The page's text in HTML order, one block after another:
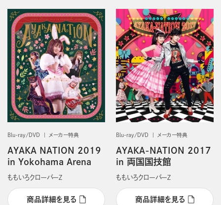
Blu-ray/DVD メーカー特典
AYAKA NATION 2019
in Yokohama Arena
ももいろクローバーＺ
商品詳細を見る
Blu-ray/DVD メーカー特典
AYAKA-NATION 2017
in 両国国技館
ももいろクローバーＺ
商品詳細を見る